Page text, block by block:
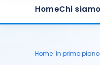
HomeChi siamo
Home In primo piano